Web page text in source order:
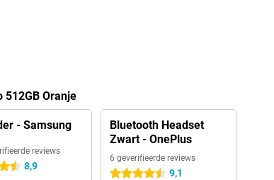
512GB Oranje
- Samsung
reviews
8,9
Bluetooth Headset
Zwart - OnePlus
6 geverifieerde reviews
4.5 sterren 9,1